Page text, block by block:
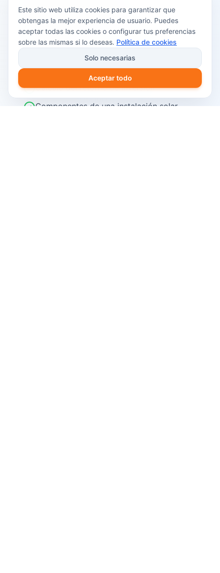
📖 Contenido de la guía:
Cómo funciona el autoconsumo
fotovoltaico
Ayudas y subvenciones disponibles en
2026
Cálculo del retorno de inversión
Componentes de una instalación solar
Este sitio web utiliza cookies para garantizar que
obtengas la mejor experiencia de usuario. Puedes
aceptar todas las cookies o configurar tus preferencias
sobre las mismas si lo deseas. Política de cookies
Solo necesarias
Aceptar todo